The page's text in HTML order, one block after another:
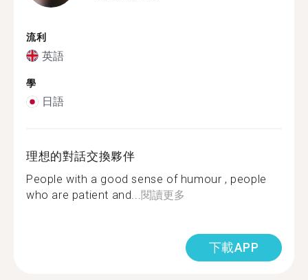
流利
英語
學
日語
理想的對話交換夥伴
People with a good sense of humour , people
who are patient and...閱讀更多
下載APP